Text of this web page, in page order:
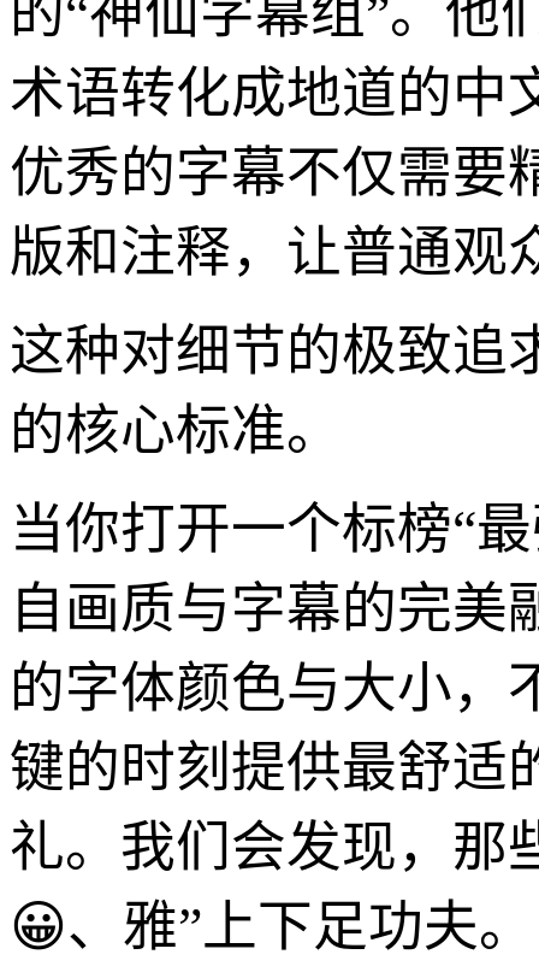
的“神仙字幕组”。他
术语转化成地道的中
优秀的字幕不仅需要
版和注释，让普通观
这种对细节的极致追
的核心标准。
当你打开一个标榜“
自画质与字幕的完美
的字体颜色与大小，
键的时刻提供最舒适
礼。我们会发现，那
😀、雅”上下足功夫。